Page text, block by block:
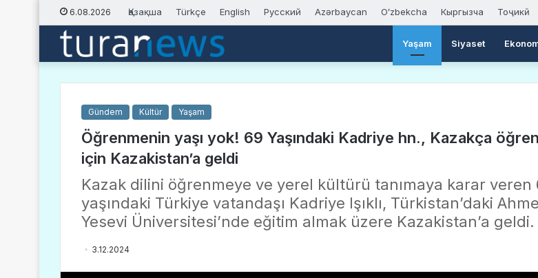
6.08.2026 Қазақша Türkçe English Русский Azərbaycan Oʻzbekcha Кыргызча Тоҷикӣ
Yaşam Siyaset
Gündem Kültür Yaşam
Öğrenmenin yaşı yok! 69 Yaşındaki Kadriye hn., Kazakça
için Kazakistan’a geldi
Kazak dilini öğrenmeye ve yerel kültürü tanımaya karar veren
yaşındaki Türkiye vatandaşı Kadriye Işıklı, Türkistan’daki
Yesevi Üniversitesi’nde eğitim almak üzere Kazakistan’a geldi.
3.12.2024